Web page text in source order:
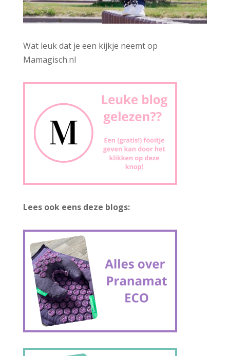
Wat leuk dat je een kijkje neemt op
Mamagisch.nl
Lees ook eens deze blogs: